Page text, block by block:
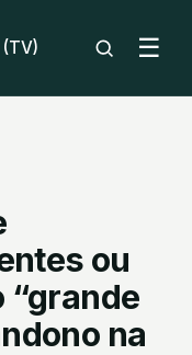
☰
ou
“grande
na